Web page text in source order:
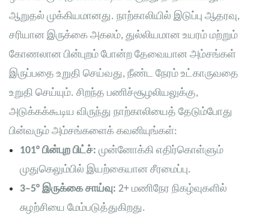
ஆறுதல் முக்கியமானது. நாற்காலியில் இடுப்பு ஆதரவு,
சரியான இருக்கை அகலம், துல்லியமான உயரம் மற்றும்
கோணலான பின்புறம் போன்ற தேவையான அம்சங்கள்
இருப்பதை உறுதி செய்வது, நீண்ட நேரம் உட்காருவதை
உறுதி செய்யும். சிறந்த பணிச்சூழலியலுக்கு,
அடுக்கக்கூடிய விருந்து நாற்காலியைத் தேடும்போது
பின்வரும் அம்சங்களைக் கவனியுங்கள்:
101° பின்புற பிட்ச்: முன்னோக்கி எதிர்கொள்ளும்
முதுகெலும்பில் இயற்கையான சீரமைப்பு.
3–5° இருக்கை சாய்வு: 2+ மணிநேர நிகழ்வுகளில்
சுழற்சியை மேம்படுத்துகிறது.